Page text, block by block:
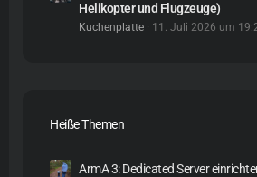
Helikopter und Flugzeuge)
Kuchenplatte 11. Juli 2026 um
Heiße Themen
ArmA 3: Dedicated Server